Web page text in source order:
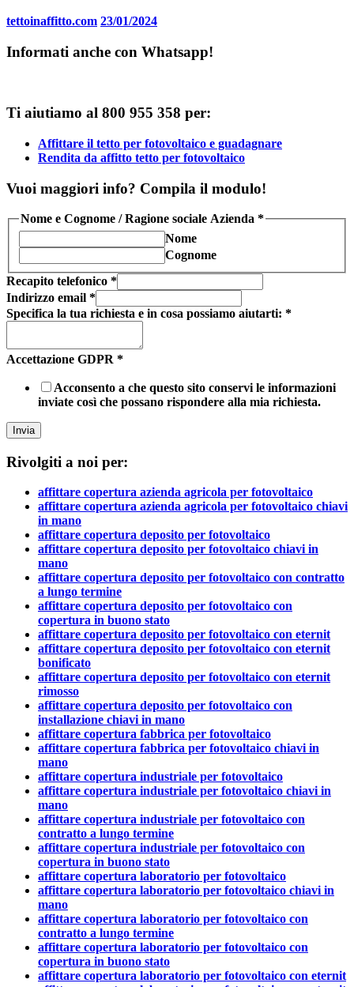
tettoinaffitto.com 23/01/2024
Informati anche con Whatsapp!
Ti aiutiamo al 800 955 358 per:
Affittare il tetto per fotovoltaico e guadagnare
Rendita da affitto tetto per fotovoltaico
Vuoi maggiori info? Compila il modulo!
Nome e Cognome / Ragione sociale Azienda *
Nome
Cognome
Recapito telefonico *
Indirizzo email *
Specifica la tua richiesta e in cosa possiamo aiutarti: *
Accettazione GDPR *
Acconsento a che questo sito conservi le informazioni
inviate così che possano rispondere alla mia richiesta.
Invia
Rivolgiti a noi per:
affittare copertura azienda agricola per fotovoltaico
affittare copertura azienda agricola per fotovoltaico chiavi
in mano
affittare copertura deposito per fotovoltaico
affittare copertura deposito per fotovoltaico chiavi in
mano
affittare copertura deposito per fotovoltaico con contratto
a lungo termine
affittare copertura deposito per fotovoltaico con
copertura in buono stato
affittare copertura deposito per fotovoltaico con eternit
affittare copertura deposito per fotovoltaico con eternit
bonificato
affittare copertura deposito per fotovoltaico con eternit
rimosso
affittare copertura deposito per fotovoltaico con
installazione chiavi in mano
affittare copertura fabbrica per fotovoltaico
affittare copertura fabbrica per fotovoltaico chiavi in
mano
affittare copertura industriale per fotovoltaico
affittare copertura industriale per fotovoltaico chiavi in
mano
affittare copertura industriale per fotovoltaico con
contratto a lungo termine
affittare copertura industriale per fotovoltaico con
copertura in buono stato
affittare copertura laboratorio per fotovoltaico
affittare copertura laboratorio per fotovoltaico chiavi in
mano
affittare copertura laboratorio per fotovoltaico con
contratto a lungo termine
affittare copertura laboratorio per fotovoltaico con
copertura in buono stato
affittare copertura laboratorio per fotovoltaico con eternit